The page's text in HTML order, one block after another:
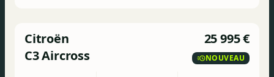
Citroën
C3 Aircross
25 995 €
NOUVEAU